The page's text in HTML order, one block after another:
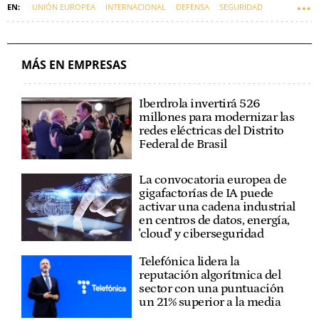
UNIÓN EUROPEA INTERNACIONAL DEFENSA SEGURIDAD
MÁS EN EMPRESAS
Iberdrola invertirá 526
millones para modernizar las
redes eléctricas del Distrito
Federal de Brasil
La convocatoria europea de
gigafactorías de IA puede
activar una cadena industrial
en centros de datos, energía,
'cloud' y ciberseguridad
Telefónica lidera la
reputación algorítmica del
sector con una puntuación
un 21% superior a la media